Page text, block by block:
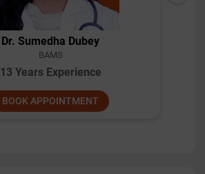
Dr. Pillai
BAMS
10 Years Experience
BOOK APPOINTMENT